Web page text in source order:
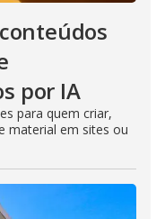
por IA
para quem criar,
material em sites ou